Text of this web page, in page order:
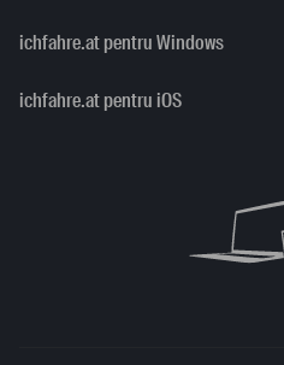
ichfahre.at pentru Windows
ichfahre.at pentru iOS